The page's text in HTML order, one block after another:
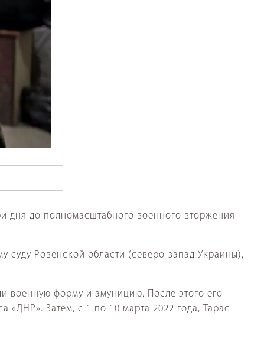
дня до полномасштабного военного вторжения
суду Ровенской области (северо-запад Украины),
военную форму и амуницию. После этого его
«ДНР». Затем, с 1 по 10 марта 2022 года, Тарас